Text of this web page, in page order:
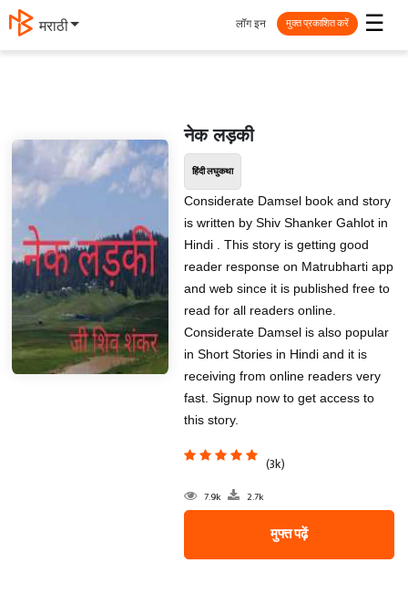
मराठी ☰
लॉग इन मुक्त प्रकाशित करें
नेक लड़की
हिंदी लघुकथा
Considerate Damsel book and story
is written by Shiv Shanker Gahlot in
Hindi . This story is getting good
reader response on Matrubharti app
and web since it is published free to
read for all readers online.
Considerate Damsel is also popular
in Short Stories in Hindi and it is
receiving from online readers very
fast. Signup now to get access to
this story.
(3k)
7.9k 2.7k
मुफ्त पढ़ें